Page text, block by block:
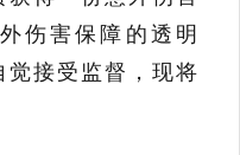
伤害保障的透明
觉接受监督，现将